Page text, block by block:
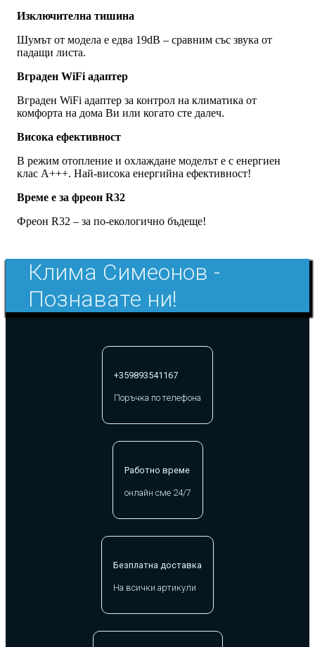
Изключителна тишина
Шумът от модела е едва 19dB – сравним със звука от
падащи листа.
Вграден WiFi адаптер
Вграден WiFi адаптер за контрол на климатика от
комфорта на дома Ви или когато сте далеч.
Висока ефективност
В режим отопление и охлаждане моделът е с енергиен
клас А+++. Най-висока енергийна ефективност!
Време е за фреон R32
Фреон R32 – за по-екологично бъдеще!
Клима Симеонов -
Познавате ни!
+359893541167
Поръчка по телефона
Работно време
онлайн сме 24/7
Безплатна доставка
На всички артикули